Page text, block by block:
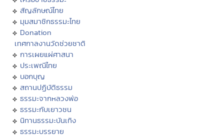
สัญลักษณ์ไทย
มุมสมาชิกธรรมะไทย
Donation
เทศกาลงานวัดช่วยชาติ
การเผยแผ่ศาสนา
ประเพณีไทย
บอกบุญ
สถานปฏิบัติธรรม
ธรรมะจากหลวงพ่อ
ธรรมะกับเยาวชน
นิทานธรรมะบันเทิง
ธรรมะบรรยาย